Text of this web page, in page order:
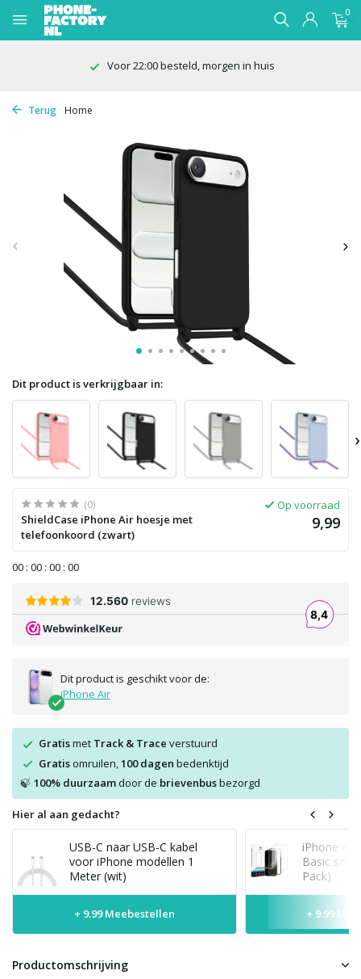
0
Voor 22:00 besteld, morgen in huis
Terug Home
Dit product is verkrijgbaar in:
›
(0)
ShieldCase iPhone Air hoesje met
telefoonkoord (zwart)
Op voorraad
9,99
00 : 00 : 00 : 00
Dit product is geschikt voor de:
iPhone Air
Gratismet Track & Trace verstuurd
Gratisomruilen, 100 dagen bedenktijd
🍃 100% duurzaamdoor de brievenbusbezorgd
Hier al aan gedacht?
USB-C naar USB-C kabel
voor iPhone modellen 1
Meter (wit)
+ 9.99 Meebestellen
iPhone Air
Basic
Pack)
+ 9.99
Productomschrijving